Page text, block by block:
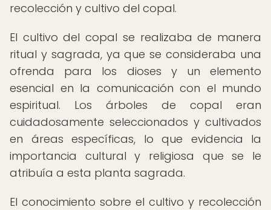
recolección y cultivo del copal.
El cultivo del copal se realizaba de manera
ritual y sagrada, ya que se consideraba una
ofrenda para los dioses y un elemento
esencial en la comunicación con el mundo
espiritual. Los árboles de copal eran
cuidadosamente seleccionados y cultivados
en áreas específicas, lo que evidencia la
importancia cultural y religiosa que se le
atribuía a esta planta sagrada.
El conocimiento sobre el cultivo y recolección